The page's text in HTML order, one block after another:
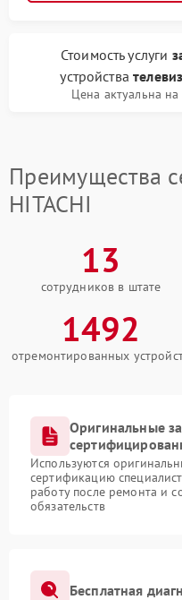
Стоимость услуги
устройства
Цена актуальна
Преимущества
HITACHI
13
сотрудников в штате
1492
отремонтированных
Оригинальные
Используются
сертификацию
работу после ремонта и
обязательств
Бесплатная